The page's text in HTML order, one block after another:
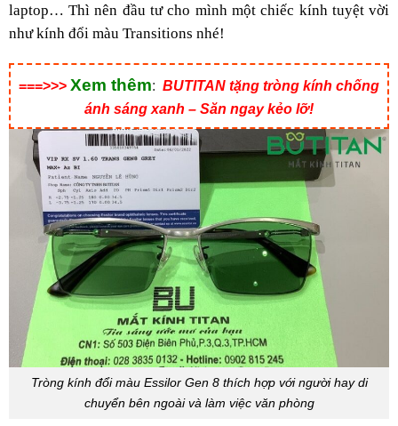
laptop… Thì nên đầu tư cho mình một chiếc kính tuyệt vời
như kính đổi màu Transitions nhé!
===>>> Xem thêm: BUTITAN tặng tròng kính chống
ánh sáng xanh – Săn ngay kẻo lỡ!
Tròng kính đổi màu Essilor Gen 8 thích hợp với người hay di
chuyển bên ngoài và làm việc văn phòng